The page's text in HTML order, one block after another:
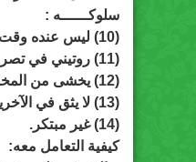
سلوكــــــه :
(10) ليس عنده وقت للخيال.
(11) روتيني في تصرفاته.
(12) يخشى من المخاطرة حتى لا يفشل.
(13) لا يثق في الآخرين.
(14) غير مبتكر.
كيفية التعامل معه: